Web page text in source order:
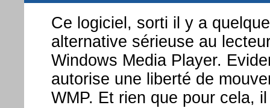
Ce logiciel, sorti il y a
alternative sérieuse au
Windows Media Player.
autorise une liberté de
WMP. Et rien que pour cela,